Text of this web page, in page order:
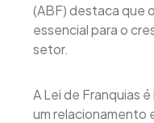
(ABF) destaca que
essencial para o
setor.
A Lei de Franquias
um relacionamento